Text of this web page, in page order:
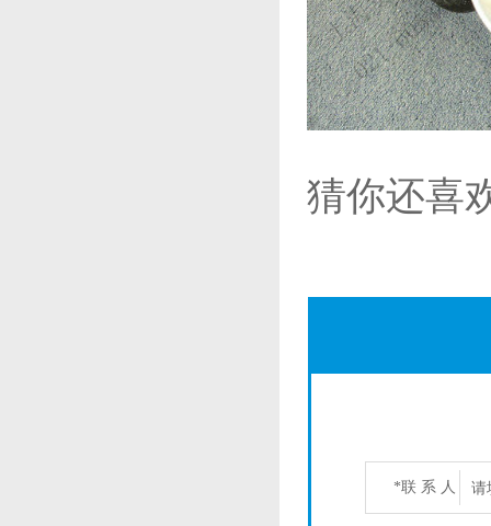
猜你还喜
*联 系 人